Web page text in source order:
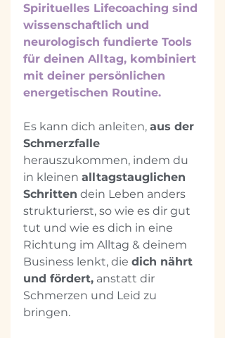
Spirituelles Lifecoaching sind
wissenschaftlich und
neurologisch fundierte Tools
für deinen Alltag, kombiniert
mit deiner persönlichen
energetischen Routine.
Es kann dich anleiten, aus der
Schmerzfalle
herauszukommen, indem du
in kleinen alltagstauglichen
Schritten dein Leben anders
strukturierst, so wie es dir gut
tut und wie es dich in eine
Richtung im Alltag & deinem
Business lenkt, die dich nährt
und fördert, anstatt dir
Schmerzen und Leid zu
bringen.